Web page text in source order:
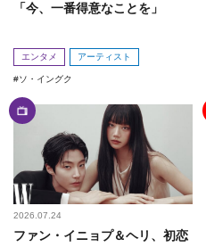
「今、一番得意なことを」
エンタメ アーティスト
ソ・イングク
2026.07.24
ファン・イニョプ＆ヘリ、初恋